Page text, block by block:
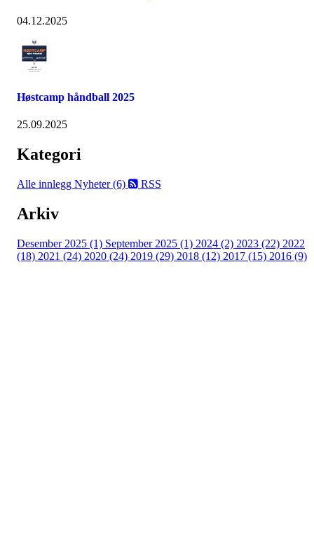
04.12.2025
Høstcamp håndball 2025
25.09.2025
Kategori
Alle innlegg Nyheter (6) RSS
Arkiv
Desember 2025 (1) September 2025 (1) 2024 (2) 2023 (22) 2022
(18) 2021 (24) 2020 (24) 2019 (29) 2018 (12) 2017 (15) 2016 (9)